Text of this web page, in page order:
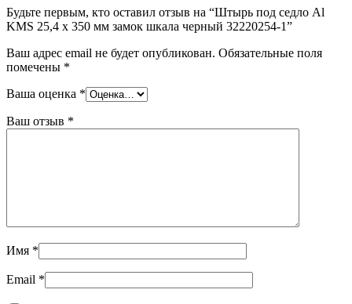
Будьте первым, кто оставил отзыв на “Штырь под седло Al
KMS 25,4 х 350 мм замок шкала черный 32220254-1”
Ваш адрес email не будет опубликован. Обязательные поля
помечены *
Ваша оценка *
Ваш отзыв *
Имя *
Email *